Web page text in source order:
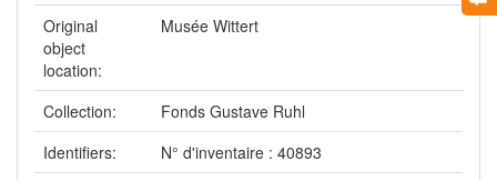
Original
object
location:
Musée Wittert
Collection:
Fonds Gustave Ruhl
Identifiers:
N° d'inventaire : 40893